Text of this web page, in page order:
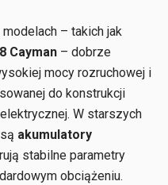
– takich jak
Cayman – dobrze
mocy rozruchowej i
do konstrukcji
W starszych
akumulatory
stabilne parametry
obciążeniu.